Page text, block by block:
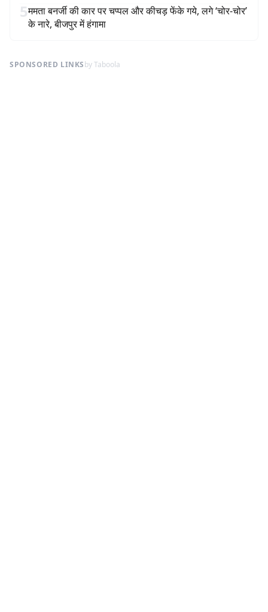
5ममता बनर्जी की कार पर चप्पल और कीचड़ फेंके गये, लगे ‘चोर-चोर’
के नारे, बीजपुर में हंगामा
SPONSORED LINKSby Taboola